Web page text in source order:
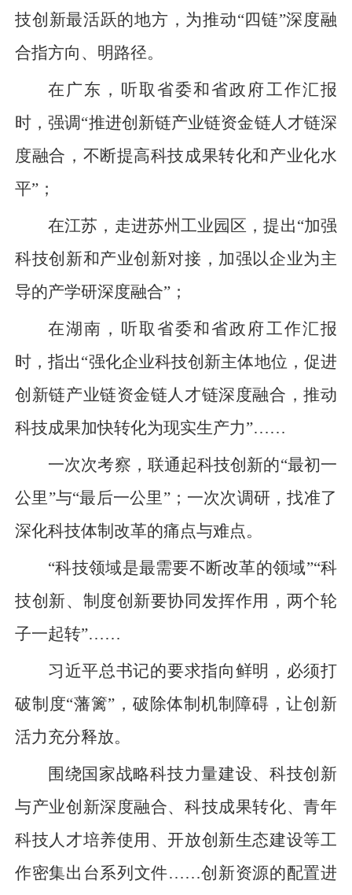
技创新最活跃的地方，为推动“四链”深度融
合指方向、明路径。
在广东，听取省委和省政府工作汇报
时，强调“推进创新链产业链资金链人才链深
度融合，不断提高科技成果转化和产业化水
平”；
在江苏，走进苏州工业园区，提出“加强
科技创新和产业创新对接，加强以企业为主
导的产学研深度融合”；
在湖南，听取省委和省政府工作汇报
时，指出“强化企业科技创新主体地位，促进
创新链产业链资金链人才链深度融合，推动
科技成果加快转化为现实生产力”……
一次次考察，联通起科技创新的“最初一
公里”与“最后一公里”；一次次调研，找准了
深化科技体制改革的痛点与难点。
“科技领域是最需要不断改革的领域”“科
技创新、制度创新要协同发挥作用，两个轮
子一起转”……
习近平总书记的要求指向鲜明，必须打
破制度“藩篱”，破除体制机制障碍，让创新
活力充分释放。
围绕国家战略科技力量建设、科技创新
与产业创新深度融合、科技成果转化、青年
科技人才培养使用、开放创新生态建设等工
作密集出台系列文件……创新资源的配置进